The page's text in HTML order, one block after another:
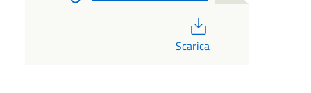
Scarica